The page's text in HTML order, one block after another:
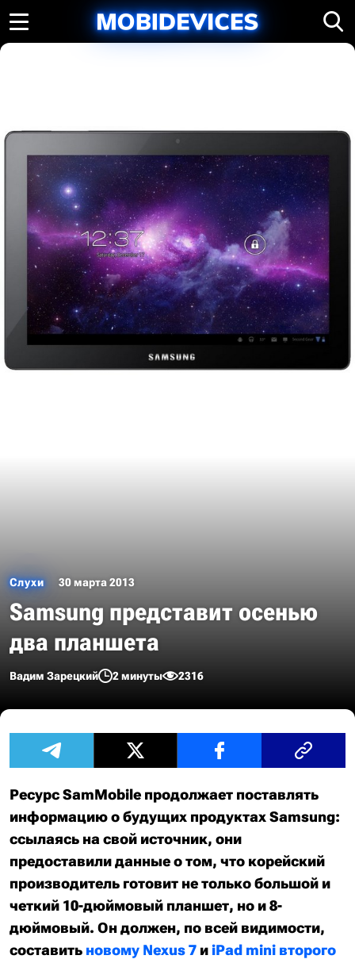
Слухи 30 марта 2013
Samsung представит осенью
два планшета
Вадим Зарецкий 2 минуты 2316
Ресурс SamMobile продолжает поставлять
информацию о будущих продуктах Samsung:
ссылаясь на свой источник, они
предоставили данные о том, что корейский
производитель готовит не только большой и
четкий 10-дюймовый планшет, но и 8-
дюймовый. Он должен, по всей видимости,
составить новому Nexus 7 иiPad mini второго